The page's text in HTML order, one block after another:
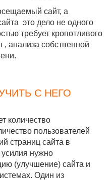
сайт, а
это дело не одного
требует кропотливого
, анализа собственной
С НЕГО
количество
пользователей
страниц сайта в
нужно
(улучшение) сайта и
Один из